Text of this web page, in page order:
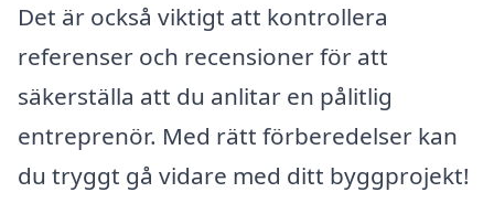
Det är också viktigt att kontrollera
referenser och recensioner för att
säkerställa att du anlitar en pålitlig
entreprenör. Med rätt förberedelser kan
du tryggt gå vidare med ditt byggprojekt!